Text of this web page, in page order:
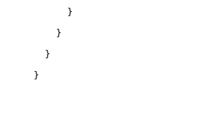
      }
    }
  }
}